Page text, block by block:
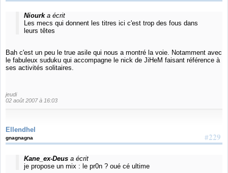
Niourka écrit
Les mecs qui donnent les titres ici c'est trop des fous dans
leurs têtes
Bah c'est un peu le true asile qui nous a montré la voie. Notamment avec
le fabuleux suduku qui accompagne le nick de JiHeM faisant référence à
ses activités solitaires.
jeudi
02 août 2007 à 16:03
Ellendhel
#229
gnagnagna
Kane_ex-Deusa écrit
je propose un mix : le pr0n ? oué cé ultime